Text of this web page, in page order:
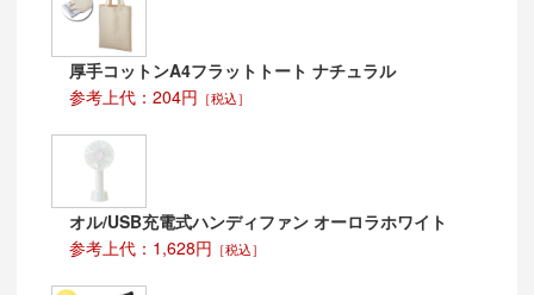
厚手コットンA4フラットトート ナチュラル
参考上代：204円 ［税込］
オル/USB充電式ハンディファン オーロラホワイト
参考上代：1,628円 ［税込］